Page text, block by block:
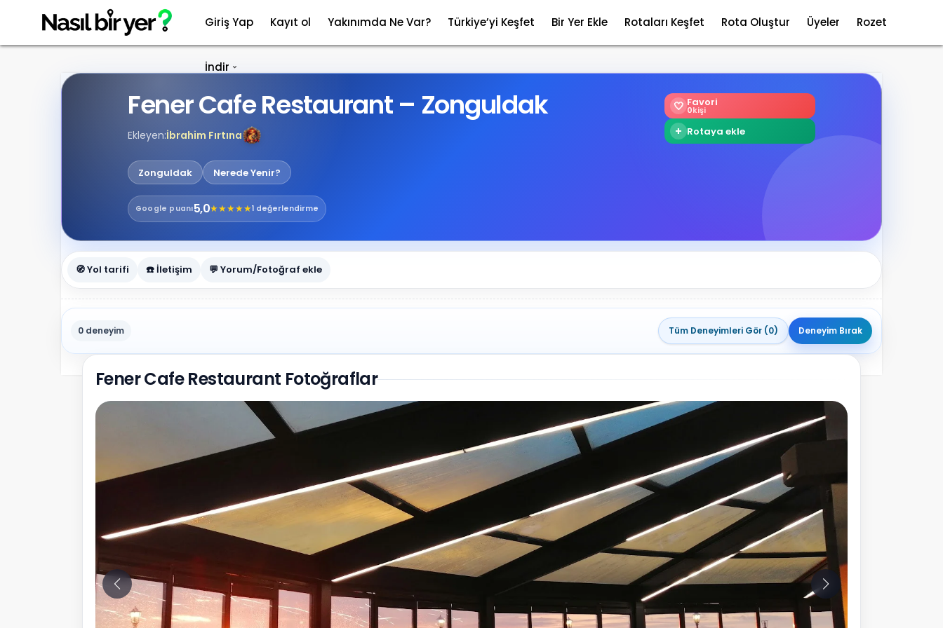
Giriş Yap Kayıt ol Yakınımda Ne Var? Türkiye’yi Keşfet Bir Yer Ekle Rotaları Keşfet Rota Oluştur Üyeler Rozet
İndir
Fener Cafe Restaurant – Zonguldak
Ekleyen:İbrahim Fırtına
Zonguldak Nerede Yenir?
Google puanı5,0★★★★★1 değerlendirme
🤍 Favori
0kişi
+ Rotaya ekle
🧭 Yol tarifi ☎️ İletişim 💬 Yorum/Fotoğraf ekle
0 deneyim Tüm Deneyimleri Gör (0) Deneyim Bırak
Fener Cafe Restaurant Fotoğraflar
Fotoğraf